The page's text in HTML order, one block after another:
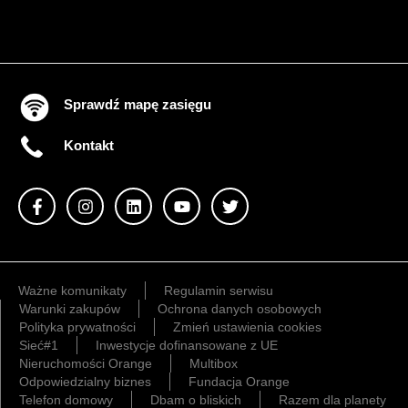
Sprawdź mapę zasięgu
Kontakt
Ważne komunikaty
Regulamin serwisu
Warunki zakupów
Ochrona danych osobowych
Polityka prywatności
Zmień ustawienia cookies
Sieć#1
Inwestycje dofinansowane z UE
Nieruchomości Orange
Multibox
Odpowiedzialny biznes
Fundacja Orange
Telefon domowy
Dbam o bliskich Razem dla planety